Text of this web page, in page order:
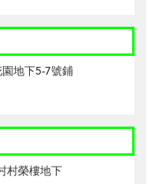
地下5-7號鋪
村榮樓地下